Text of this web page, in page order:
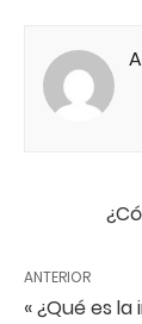
ANTERIOR
« ¿Qué es